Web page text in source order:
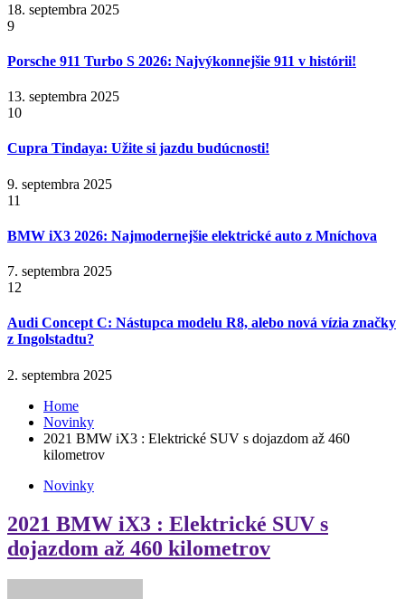
18. septembra 2025
9
Porsche 911 Turbo S 2026: Najvýkonnejšie 911 v histórii!
13. septembra 2025
10
Cupra Tindaya: Užite si jazdu budúcnosti!
9. septembra 2025
11
BMW iX3 2026: Najmodernejšie elektrické auto z Mníchova
7. septembra 2025
12
Audi Concept C: Nástupca modelu R8, alebo nová vízia značky
z Ingolstadtu?
2. septembra 2025
Home
Novinky
2021 BMW iX3 : Elektrické SUV s dojazdom až 460
kilometrov
Novinky
2021 BMW iX3 : Elektrické SUV s
dojazdom až 460 kilometrov